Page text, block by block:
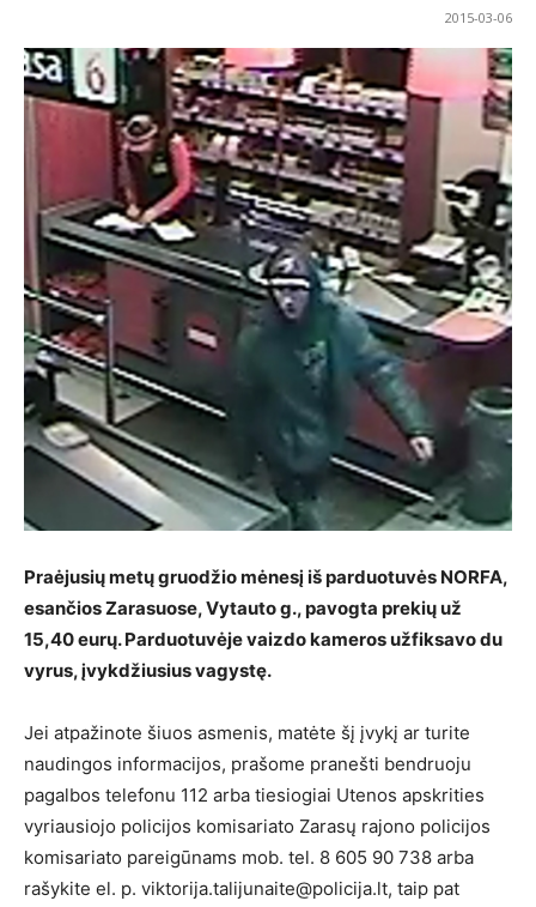
2015-03-06
Praėjusių metų gruodžio mėnesį iš parduotuvės NORFA,
esančios Zarasuose, Vytauto g., pavogta prekių už
15,40 eurų. Parduotuvėje vaizdo kameros užfiksavo du
vyrus, įvykdžiusius vagystę.
Jei atpažinote šiuos asmenis, matėte šį įvykį ar turite
naudingos informacijos, prašome pranešti bendruoju
pagalbos telefonu 112 arba tiesiogiai Utenos apskrities
vyriausiojo policijos komisariato Zarasų rajono policijos
komisariato pareigūnams mob. tel. 8 605 90 738 arba
rašykite el. p. viktorija.talijunaite@policija.lt, taip pat